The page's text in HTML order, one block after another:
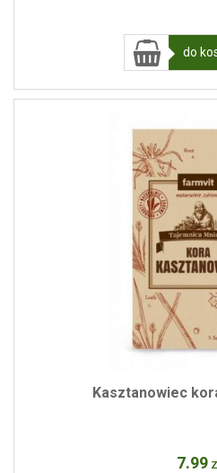
do
Kasztanowiec
7.99